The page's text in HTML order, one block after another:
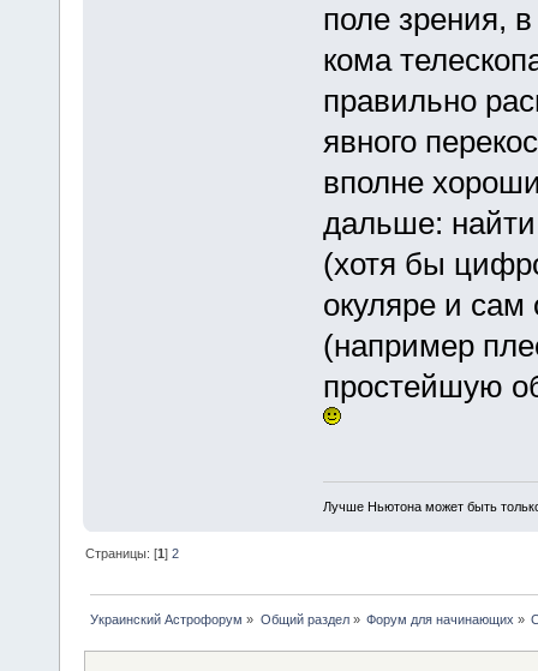
поле зрения,
кома
правильно
явного
вполне
дальше:
(хотя бы
окуляре и сам
(например
простейшую
Лучше Ньютона может быть
Страницы: [1]2
Украинский Астрофорум » Общий раздел» Форум для начинающих »